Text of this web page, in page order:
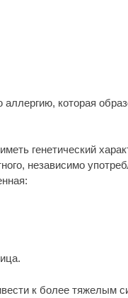
которая
генетический
независимо
к более тяжелым